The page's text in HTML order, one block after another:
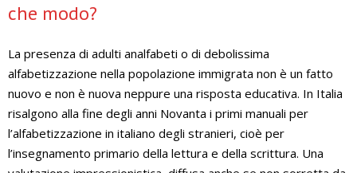
che modo?
La presenza di adulti analfabeti o di debolissima
alfabetizzazione nella popolazione immigrata non è un fatto
nuovo e non è nuova neppure una risposta educativa. In Italia
risalgono alla fine degli anni Novanta i primi manuali per
l’alfabetizzazione in italiano degli stranieri, cioè per
l’insegnamento primario della lettura e della scrittura. Una